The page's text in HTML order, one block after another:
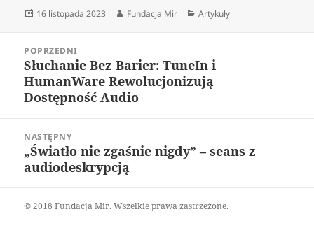
Data
16 listopada 2023 Autor
Fundacja Mir Kategorie
Artykuły
wpisuPOPRZEDNI
Poprzedni
wpis:
Słuchanie Bez Barier: TuneIn i
HumanWare Rewolucjonizują
Dostępność Audio
NASTĘPNY
Następny
wpis:
„Światło nie zgaśnie nigdy” – seans z
audiodeskrypcją
© 2018 Fundacja Mir. Wszelkie prawa zastrzeżone.